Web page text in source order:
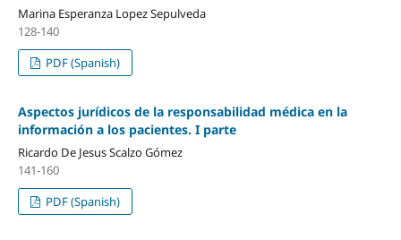
Marina Esperanza Lopez Sepulveda
128-140
PDF (Spanish)
Aspectos jurídicos de la responsabilidad médica en la
información a los pacientes. I parte
Ricardo De Jesus Scalzo Gómez
141-160
PDF (Spanish)